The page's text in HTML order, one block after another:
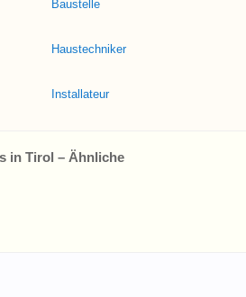
Baustelle
Haustechniker
Installateur
in Tirol – Ähnliche